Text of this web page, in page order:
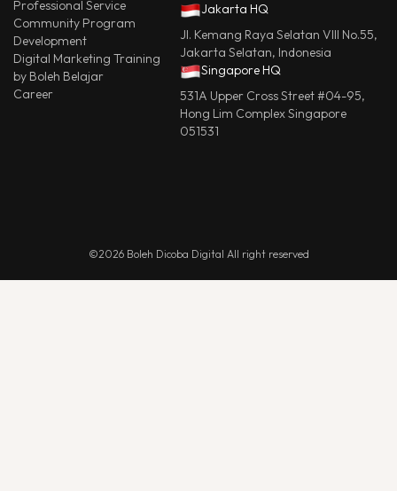
Professional Service
Community Program
Development
Digital Marketing Training
by Boleh Belajar
Career
Jakarta HQ
Jl. Kemang Raya Selatan VIII No.55,
Jakarta Selatan, Indonesia
Singapore HQ
531A Upper Cross Street #04-95,
Hong Lim Complex Singapore
051531
©2026 Boleh Dicoba Digital All right reserved